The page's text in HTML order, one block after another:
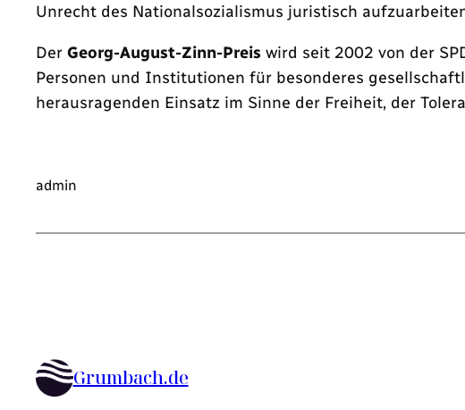
Unrecht des Nationalsozialismus juristisch
Der Georg-August-Zinn-Preis wird seit 2002 von der
Personen und Institutionen für besonderes
herausragenden Einsatz im Sinne der Freiheit, der
admin
Grumbach.de